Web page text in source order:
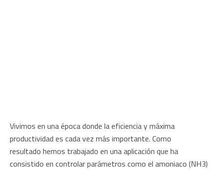
Vivimos en una época donde la eficiencia y máxima
productividad es cada vez más importante. Como
resultado hemos trabajado en una aplicación que ha
consistido en controlar parámetros como el amoniaco (NH3)